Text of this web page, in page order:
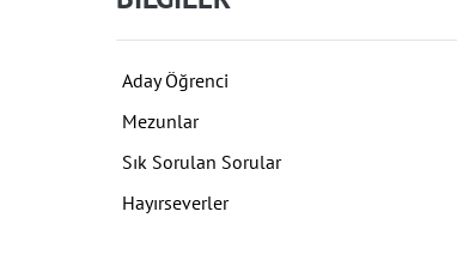
Aday Öğrenci
Mezunlar
Sık Sorulan Sorular
Hayırseverler